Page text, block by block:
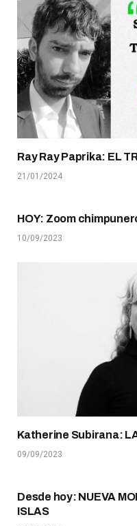
Ray Ray Paprika: EL
21/01/2024
HOY: Zoom
10/09/2023
Katherine Subirana:
09/09/2023
Desde hoy: NUEVA
ISLAS